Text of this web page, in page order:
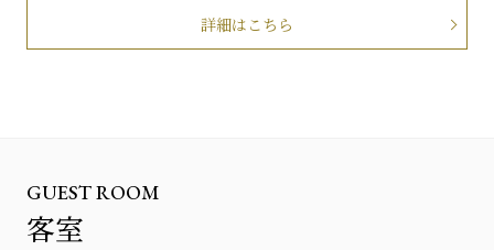
詳細はこちら
GUEST ROOM
客室